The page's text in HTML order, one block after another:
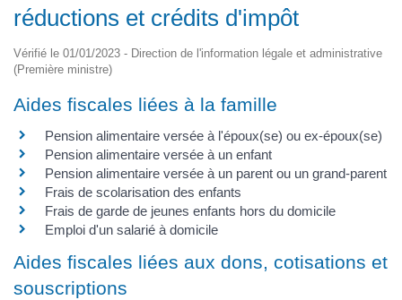
réductions et crédits d'impôt
Vérifié le 01/01/2023 - Direction de l'information légale et administrative
(Première ministre)
Aides fiscales liées à la famille
Pension alimentaire versée à l'époux(se) ou ex-époux(se)
Pension alimentaire versée à un enfant
Pension alimentaire versée à un parent ou un grand-parent
Frais de scolarisation des enfants
Frais de garde de jeunes enfants hors du domicile
Emploi d'un salarié à domicile
Aides fiscales liées aux dons, cotisations et
souscriptions